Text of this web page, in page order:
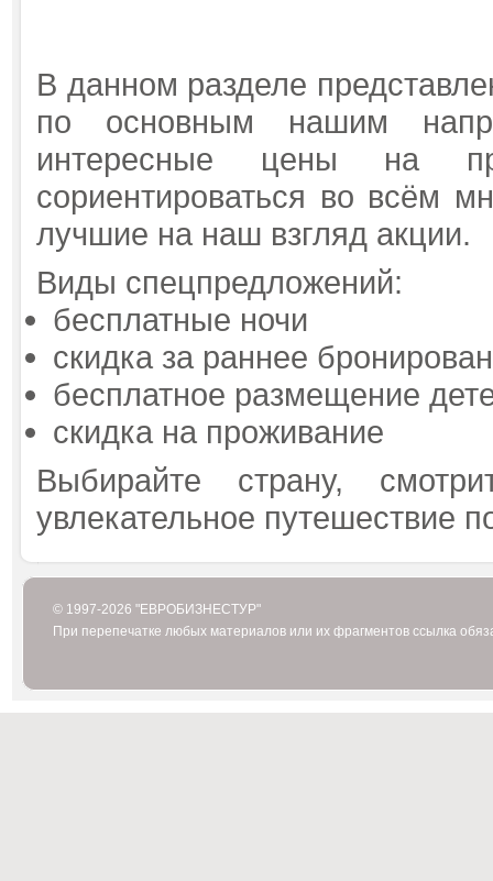
В данном разделе
по основным нашим
интересные цены на
сориентироваться во всём
лучшие на наш взгляд акции.
Виды спецпредложений:
бесплатные ночи
скидка за раннее
бесплатное размещение
скидка на проживание
Выбирайте страну,
увлекательное путешествие
© 1997-2026 "ЕВРОБИЗНЕСТУР"
При перепечатке любых материалов или их фрагментов ссылка